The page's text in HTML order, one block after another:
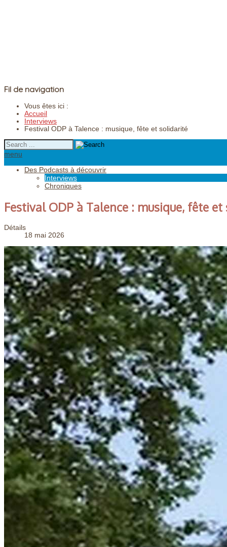
Fil de navigation
Vous êtes ici :
Accueil
Interviews
Festival ODP à Talence : musique, fête et solidarité
menu
Des Podcasts à découvrir
Interviews
Chroniques
Festival ODP à Talence : musique, fête
Détails
18 mai 2026